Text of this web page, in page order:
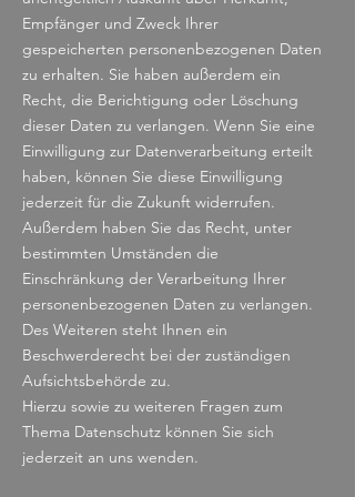
Empfänger und Zweck Ihrer
gespeicherten personenbezogenen Daten
zu erhalten. Sie haben außerdem ein
Recht, die Berichtigung oder Löschung
dieser Daten zu verlangen. Wenn Sie eine
Einwilligung zur Datenverarbeitung erteilt
haben, können Sie diese Einwilligung
jederzeit für die Zukunft widerrufen.
Außerdem haben Sie das Recht, unter
bestimmten Umständen die
Einschränkung der Verarbeitung Ihrer
personenbezogenen Daten zu verlangen.
Des Weiteren steht Ihnen ein
Beschwerderecht bei der zuständigen
Aufsichtsbehörde zu.
Hierzu sowie zu weiteren Fragen zum
Thema Datenschutz können Sie sich
jederzeit an uns wenden.